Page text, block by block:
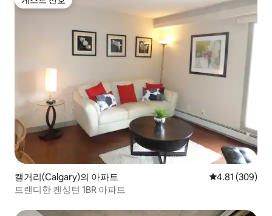
게스트 선호
캘거리(Calgary)의 아파트 평점 4.81점(5
4.81 (309)
트렌디한 켄싱턴 1BR 아파트